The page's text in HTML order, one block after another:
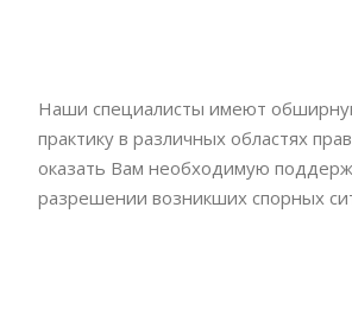
Наши специалисты имеют
практику в различных областях
оказать Вам необходимую
разрешении возникших спорных